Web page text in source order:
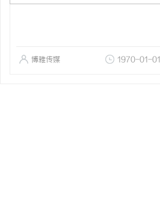
博雅传媒 1970-01-01